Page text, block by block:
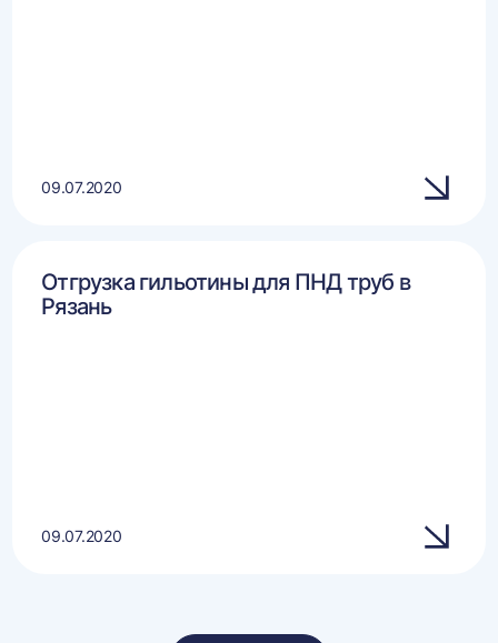
09.07.2020
Отгрузка гильотины для ПНД труб в
Рязань
09.07.2020